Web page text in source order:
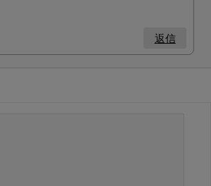
返信